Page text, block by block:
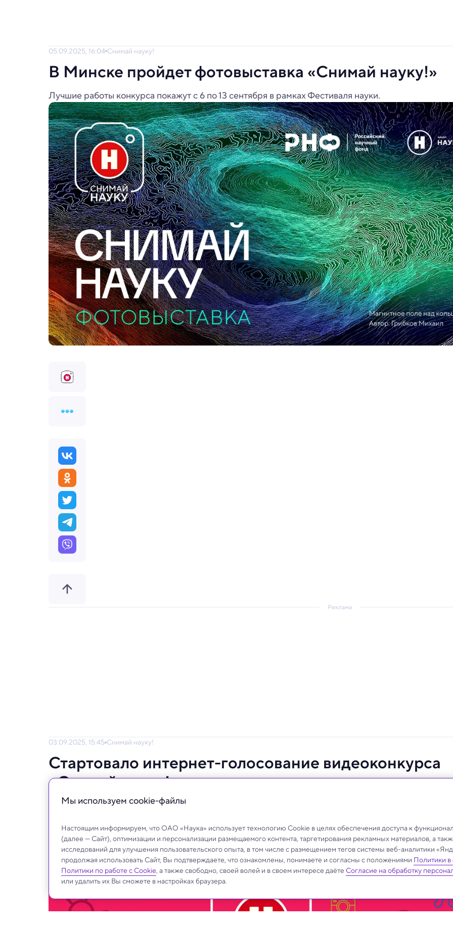
05.09.2025, 16:04 Снимай науку!
В Минске пройдет фотовыставка «Снимай науку!»
Лучшие работы конкурса покажут с 6 по 13 сентября в рамках Фестиваля науки.
Реклама
03.09.2025, 15:45 Снимай науку!
Стартовало интернет-голосование видеоконкурса
«Снимай науку!»
Выбрать лучшие научные видео может каждый до 5 октября.
Мы используем сookie-файлы
Настоящим информируем, что ОАО «Наука» использует технологию Cookie в целях обеспечения доступа к
(далее — Сайт), оптимизации и персонализации размещаемого контента, таргетирования рекламных материалов, а
исследований для улучшения пользовательского опыта, в том числе с размещением тегов системы веб-аналитики
продолжая использовать Сайт, Вы подтверждаете, что ознакомлены, понимаете и согласны с положениями Политики
Политики по работе с Cookie, а также свободно, своей волей и в своем интересе даёте Согласие на обработку
или удалить их Вы сможете в настройках браузера.